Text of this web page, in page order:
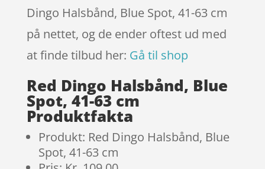
Dingo Halsbånd, Blue Spot, 41-63 cm
på nettet, og de ender oftest ud med
at finde tilbud her: Gå til shop
Red Dingo Halsbånd, Blue
Spot, 41-63 cm
Produktfakta
Produkt: Red Dingo Halsbånd, Blue
Spot, 41-63 cm